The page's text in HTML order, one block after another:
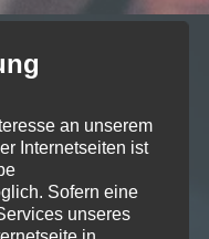
an unserem
Internetseiten ist
Sofern eine
unseres